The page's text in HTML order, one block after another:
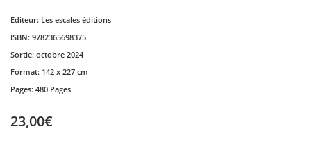
Editeur: Les escales éditions
ISBN: 9782365698375
Sortie: octobre 2024
Format: 142 x 227 cm
Pages: 480 Pages
23,00€